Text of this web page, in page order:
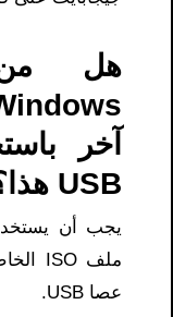
هل من
آخر
USB هذا؟
يجب أن
عصا USB.